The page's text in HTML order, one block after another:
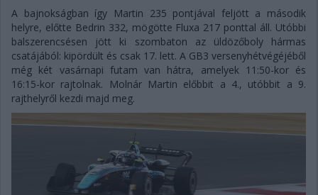
A bajnokságban így Martin 235 pontjával feljött a második
helyre, előtte Bedrin 332, mögötte Fluxa 217 ponttal áll. Utóbbi
balszerencsésen jött ki szombaton az üldözőboly hármas
csatájából: kipördült és csak 17. lett. A GB3 versenyhétvégéjéből
még két vasárnapi futam van hátra, amelyek 11:50-kor és
16:15-kor rajtolnak. Molnár Martin előbbit a 4., utóbbit a 9.
rajthelyről kezdi majd meg.